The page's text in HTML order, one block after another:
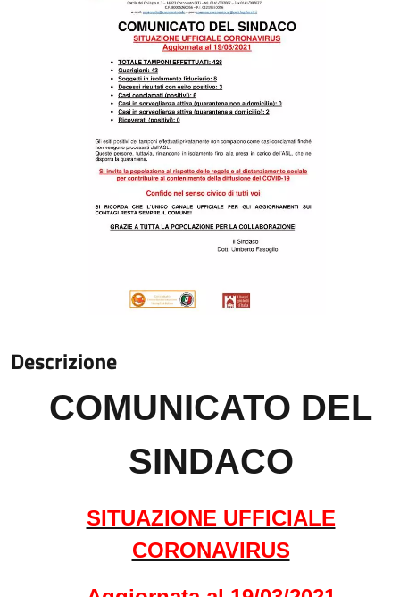
Descrizione
COMUNICATO DEL
SINDACO
SITUAZIONE UFFICIALE
CORONAVIRUS